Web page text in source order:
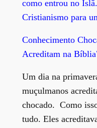
como entrou no
Cristianismo para
Conhecimento
Acreditam na
Um dia na
muçulmanos
chocado. Como
tudo. Eles